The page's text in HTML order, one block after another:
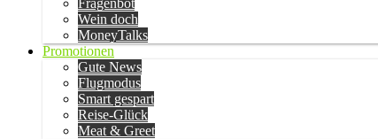
Fragenbot
Wein doch
MoneyTalks
Promotionen
Gute News
Flugmodus
Smart gespart
Reise-Glück
Meat & Greet